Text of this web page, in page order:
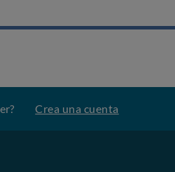
Crea una cuenta